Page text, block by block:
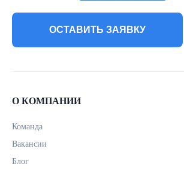
ОСТАВИТЬ ЗАЯВКУ
О КОМПАНИИ
Команда
Вакансии
Блог